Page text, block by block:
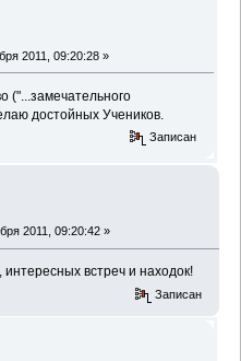
2011, 09:20:28 »
("...замечательного
достойных Учеников.
Записан
2011, 09:20:42 »
встреч и находок!
Записан